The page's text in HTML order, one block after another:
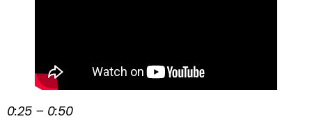
0:25 – 0:50